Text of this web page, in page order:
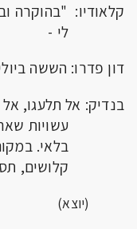
קלאודיו: "בהוקרה
לי -
דון פדרו: הששה
בנדיק: אל תלעגו,
עשויות
בלאי.
קלושים,
(יוצא)